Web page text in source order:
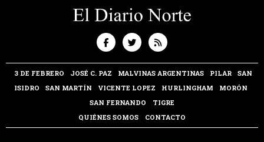
3 DE FEBRERO JOSÉ C. PAZ MALVINAS ARGENTINAS PILAR
SAN
ISIDRO
SAN MARTÍN VICENTE LOPEZ HURLINGHAM
MORÓN
SAN FERNANDO
TIGRE
QUIÉNES SOMOS
CONTACTO